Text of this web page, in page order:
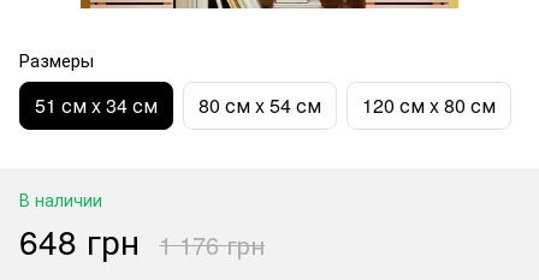
Размеры
51 см x 34 см 80 см x 54 см 120 см x 80 см
В наличии
648 грн 1 176 грн